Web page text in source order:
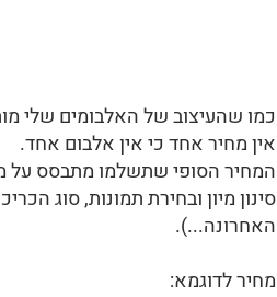
כמו שהעיצוב של האלבומים שלי
אין מחיר אחד כי אין אלבום אחד.
המחיר הסופי שתשלמו מתבסס על
סינון מיון ובחירת תמונות, סוג
האחרונה...).
מחיר לדוגמא: